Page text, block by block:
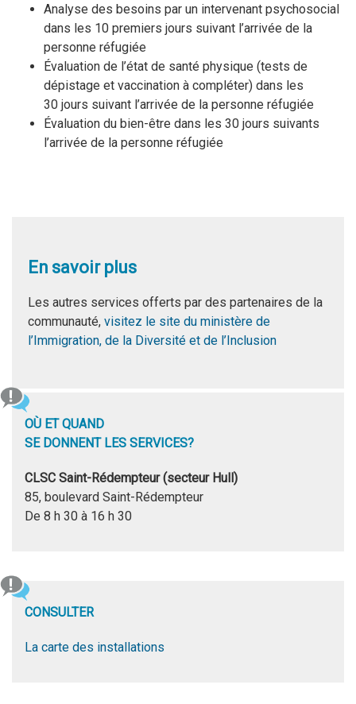
Analyse des besoins par un intervenant psychosocial
dans les 10 premiers jours suivant l’arrivée de la
personne réfugiée
Évaluation de l’état de santé physique (tests de
dépistage et vaccination à compléter) dans les
30 jours suivant l’arrivée de la personne réfugiée
Évaluation du bien-être dans les 30 jours suivants
l’arrivée de la personne réfugiée
En savoir plus
Les autres services offerts par des partenaires de la
communauté, visitez le site du ministère de
l’Immigration, de la Diversité et de l’Inclusion
OÙ ET QUAND
SE DONNENT LES SERVICES?
CLSC Saint-Rédempteur (secteur Hull)
85, boulevard Saint-Rédempteur
De 8 h 30 à 16 h 30
CONSULTER
La carte des installations